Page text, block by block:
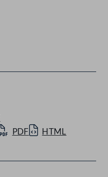
PDF HTML